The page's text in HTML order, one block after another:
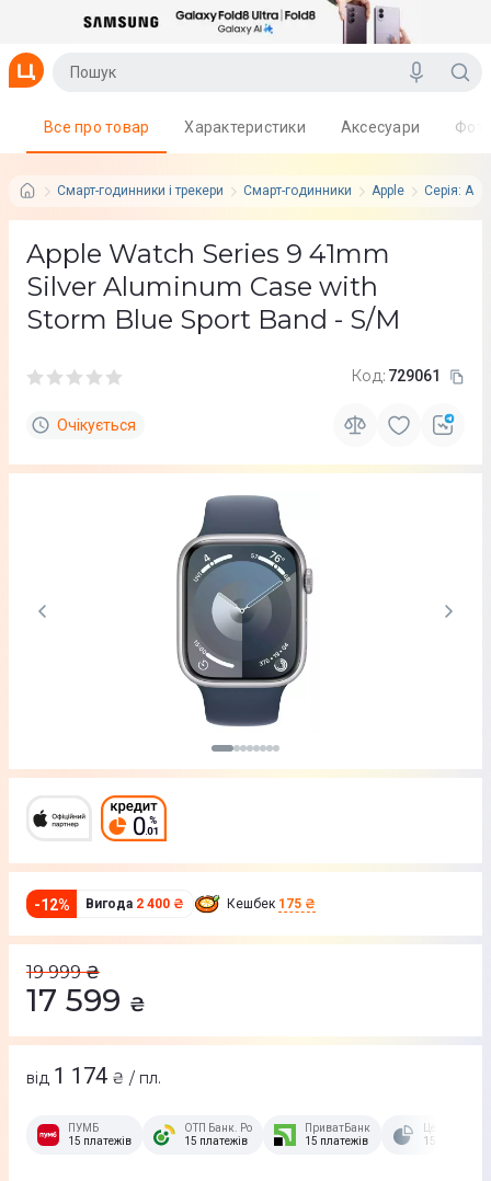
Смарт-годинники і трекери Смарт-годинники Apple Серія:
Все про товар Характеристики Аксесуари
Apple Watch Series 9 41mm
Silver Aluminum Case with
Storm Blue Sport Band - S/M
Код: 729061
Очікується
-12% Вигода 2 400 ₴ Кешбек 175 ₴
19 999 ₴
17 599 ₴
від 1 174 ₴ / пл.
ПУМБ
15 платежів
ОТП Банк. Розстрочка Скибочка.
15 платежів
ПриватБанк
15 платежів
15 платежів